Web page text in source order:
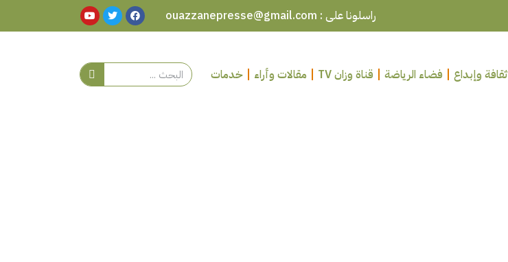
راسلونا على : ouazzanepresse@gmail.com
ثقافة وإبداع فضاء الرياضة قناة وزان TV مقالات وأراء خدمات